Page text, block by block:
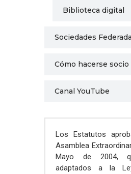
Biblioteca digital
Sociedades
Cómo hacerse socio
Canal YouTube
Los Estatutos
Asamblea
Mayo de 2004,
adaptados a la